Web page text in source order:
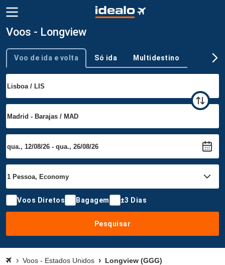
Voos - Longview
Tipo de viagem
Voo de ida e volta Só ida Multidestino
Voos Diretos Bagagem ±3 Dias
Pesquisar
Voos - Estados Unidos Longview (GGG)